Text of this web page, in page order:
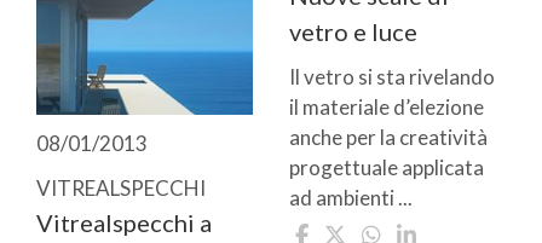
08/01/2013
VITREALSPECCHI
Vitrealspecchi a
vetro e luce
Il vetro si sta rivelando
il materiale d’elezione
anche per la creatività
progettuale applicata
ad ambienti ...